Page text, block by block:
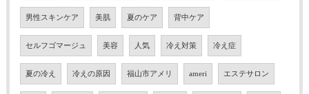
男性スキンケア 美肌 夏のケア 背中ケア
セルフゴマージュ 美容 人気 冷え対策 冷え症
夏の冷え 冷えの原因 福山市アメリ ameri エステサロン